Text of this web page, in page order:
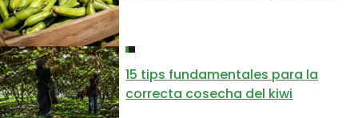
15 tips fundamentales para la
correcta cosecha del kiwi